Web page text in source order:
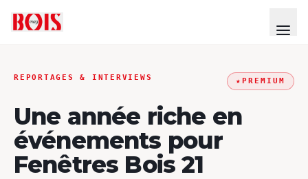
REPORTAGES & INTERVIEWS ★PREMIUM
Une année riche en
événements pour
Fenêtres Bois 21